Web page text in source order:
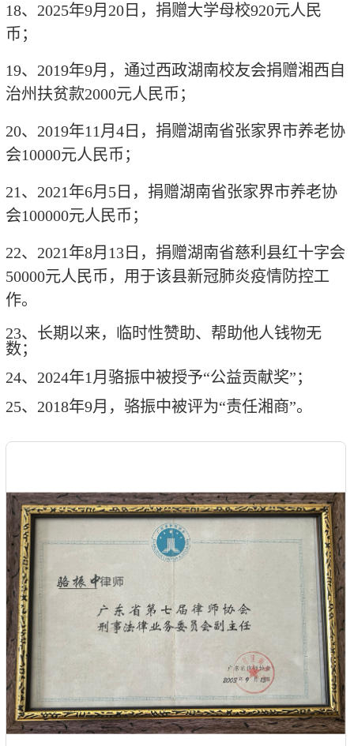
18、 2025年9月 20 日，捐赠大学母校920元人民
币；
19、 2019年9月，通过西政湖南校友会捐赠湘西自
治州扶贫款2000元人民币；
20、 2019年11 月 4 日，捐赠湖南省张家界市养老协
会10000元人民币；
21、 2021年6月 5 日，捐赠湖南省张家界市养老协
会100000元人民币；
22、 2021年8月 13 日，捐赠湖南省慈利县红十字会
50000元人民币，用于该县新冠肺炎疫情防控工
作。
23、长期以来，临时性赞助、帮助他人钱物无
数；
24、2024年1月骆振中被授予“公益贡献奖”；
25、2018年9月，骆振中被评为“责任湘商”。